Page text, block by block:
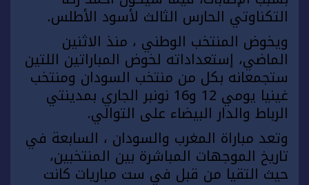
التكناوتي الحارس الثالث لأسود الأطلس.
ويخوض المنتخب الوطني ، منذ الاثنين
الماضي، إستعداداته لخوض المباراتين اللتين
ستجمعانه بكل من منتخب السودان ومنتخب
غينيا يومي 12 و16 نونبر الجاري بمدينتي
الرباط والدار البيضاء على التوالي.
وتعد مباراة المغرب والسودان ، السابعة في
تاريخ الموجهات المباشرة بين المنتخبين،
حيث التقيا من قبل في ست مباريات كانت